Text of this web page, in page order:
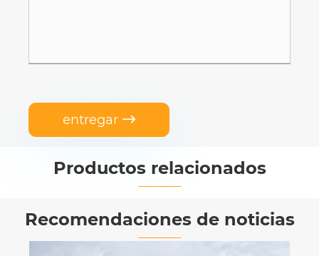
entregar 
Productos relacionados
Recomendaciones de noticias